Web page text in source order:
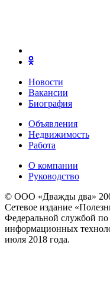
Новости
Вакансии
Биография
Объявления
Недвижимость
Работа
О компании
Руководство
© ООО «Дважды два»
Сетевое издание
Федеральной службой по
информационных
июля 2018 года.